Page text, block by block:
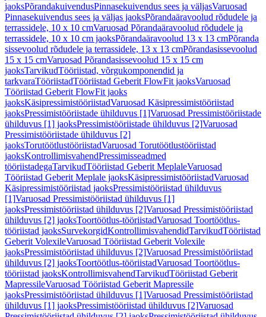
jaoksPõrandakuivendusPinnasekuivendus sees ja väljasVaruosad
Pinnasekuivendus sees ja väljas jaoksPõrandaäravoolud rõdudele ja
terrassidele, 10 x 10 cmVaruosad Põrandaäravoolud rõdudele ja
terrassidele, 10 x 10 cm jaoksPõrandaäravoolud 13 x 13 cmPõranda
sissevoolud rõdudele ja terrassidele, 13 x 13 cmPõrandasissevoolud
15 x 15 cmVaruosad Põrandasissevoolud 15 x 15 cm
jaoksTarvikudTööriistad, võrgukomponendid ja
tarkvaraTööriistadTööriistad Geberit FlowFit jaoksVaruosad
Tööriistad Geberit FlowFit jaoks
jaoksKäsipressimistööriistadVaruosad Käsipressimistööriistad
jaoksPressimistööriistade ühilduvus [1]Varuosad Pressimistööriistade
ühilduvus [1] jaoksPressimistööriistade ühilduvus [2]Varuosad
Pressimistööriistade ühilduvus [2]
jaoksTorutöötlustööriistadVaruosad Torutöötlustööriistad
jaoksKontrollimisvahendPressimisseadmed
tööriistadegaTarvikudTööriistad Geberit MeplaleVaruosad
Tööriistad Geberit Meplale jaoksKäsipressimistööriistadVaruosad
Käsipressimistööriistad jaoksPressimistööriistad ühilduvus
[1]Varuosad Pressimistööriistad ühilduvus [1]
jaoksPressimistööriistad ühilduvus [2]Varuosad Pressimistööriistad
ühilduvus [2] jaoksToortöötlus-tööriistadVaruosad Toortöötlus-
tööriistad jaoksSurvekorgidKontrollimisvahendidTarvikudTööriistad
Geberit VolexileVaruosad Tööriistad Geberit Volexile
jaoksPressimistööriistad ühilduvus [2]Varuosad Pressimistööriistad
ühilduvus [2] jaoksToortöötlus-tööriistadVaruosad Toortöötlus-
tööriistad jaoksKontrollimisvahendTarvikudTööriistad Geberit
MapressileVaruosad Tööriistad Geberit Mapressile
jaoksPressimistööriistad ühilduvus [1]Varuosad Pressimistööriistad
ühilduvus [1] jaoksPressimistööriistad ühilduvus [2]Varuosad